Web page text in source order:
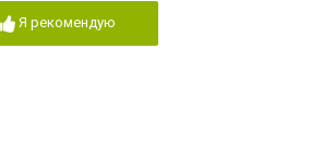
Я рекомендую